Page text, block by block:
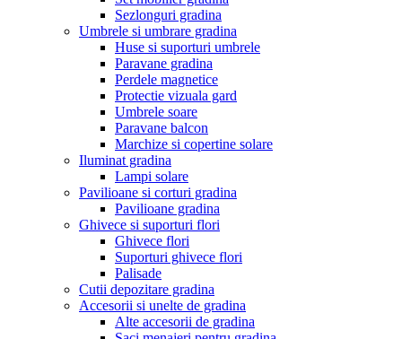
Sezlonguri gradina
Umbrele si umbrare gradina
Huse si suporturi umbrele
Paravane gradina
Perdele magnetice
Protectie vizuala gard
Umbrele soare
Paravane balcon
Marchize si copertine solare
Iluminat gradina
Lampi solare
Pavilioane si corturi gradina
Pavilioane gradina
Ghivece si suporturi flori
Ghivece flori
Suporturi ghivece flori
Palisade
Cutii depozitare gradina
Accesorii si unelte de gradina
Alte accesorii de gradina